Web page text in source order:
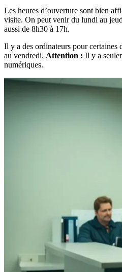
Les heures d’ouverture sont bien
visite. On peut venir du lundi au
aussi de 8h30 à 17h.
Il y a des ordinateurs pour certaines
au vendredi. Attention : Il y a
numériques.